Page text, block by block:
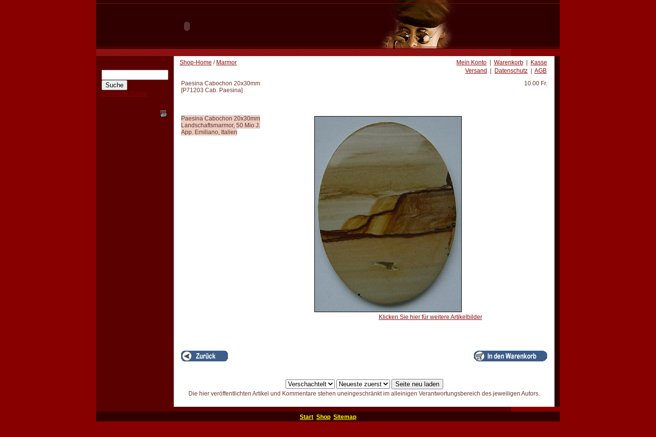
Erweiterte Suche
Shop-Home / Marmor Mein Konto Warenkorb
Kasse
Versand
Datenschutz
AGB
Paesina Cabochon 20x30mm
[P71203 Cab. Paesina]
10.00 Fr.
Paesina Cabochon 20x30mm
Landschaftsmarmor, 50 Mio J.
App. Emiliano, Italien
Klicken Sie hier für weitere Artikelbilder
Die hier veröffentlichten Artikel und Kommentare stehen uneingeschränkt im alleinigen Verantwortungsbereich des jeweiligen Autors.
Start Shop Sitemap